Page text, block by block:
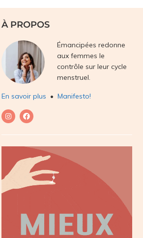
À PROPOS
Émancipées redonne
aux femmes le
contrôle sur leur cycle
menstruel.
En savoir plus • Manifesto!